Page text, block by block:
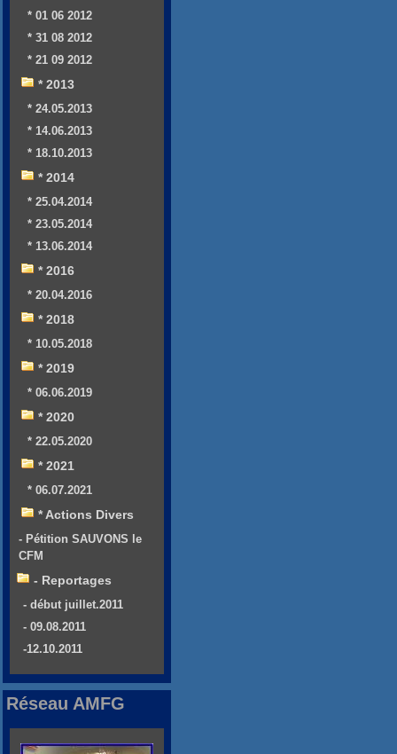
* 01 06 2012
* 31 08 2012
* 21 09 2012
* 2013
* 24.05.2013
* 14.06.2013
* 18.10.2013
* 2014
* 25.04.2014
* 23.05.2014
* 13.06.2014
* 2016
* 20.04.2016
* 2018
* 10.05.2018
* 2019
* 06.06.2019
* 2020
* 22.05.2020
* 2021
* 06.07.2021
* Actions Divers
- Pétition SAUVONS le
CFM
- Reportages
- début juillet.2011
- 09.08.2011
-12.10.2011
Réseau AMFG